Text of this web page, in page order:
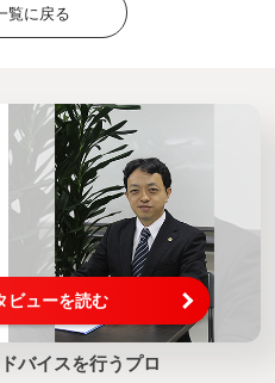
覧に戻る
ビューを読む
バイスを行うプロ